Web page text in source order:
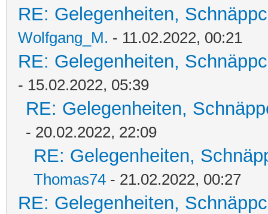
RE: Gelegenheiten,
Wolfgang_M. - 11.02.2022, 00:21
RE: Gelegenheiten,
- 15.02.2022, 05:39
RE: Gelegenheiten,
- 20.02.2022, 22:09
RE: Gelegenheiten,
Thomas74 - 21.02.2022, 00:27
RE: Gelegenheiten,